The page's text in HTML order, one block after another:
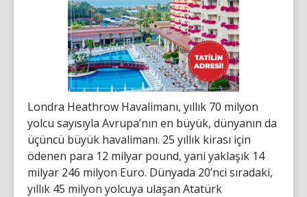
Londra Heathrow Havalimanı, yıllık 70 milyon
yolcu sayısıyla Avrupa’nın en büyük, dünyanın da
üçüncü büyük havalimanı. 25 yıllık kirası için
ödenen para 12 milyar pound, yani yaklaşık 14
milyar 246 milyon Euro. Dünyada 20’nci sıradaki,
yıllık 45 milyon yolcuya ulaşan Atatürk